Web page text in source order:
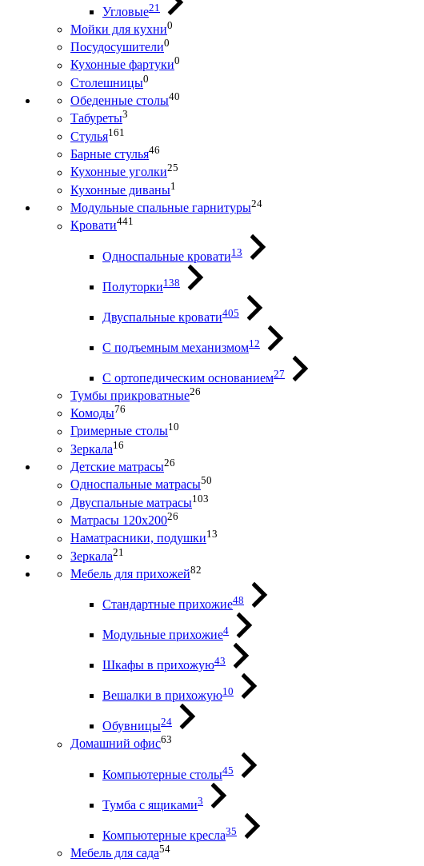
Угловые21
Мойки для кухни0
Посудосушители0
Кухонные фартуки0
Столешницы0
Обеденные столы40
Табуреты3
Стулья161
Барные стулья46
Кухонные уголки25
Кухонные диваны1
Модульные спальные гарнитуры24
Кровати441
Односпальные кровати13
Полуторки138
Двуспальные кровати405
С подъемным механизмом12
С ортопедическим основанием27
Тумбы прикроватные26
Комоды76
Гримерные столы10
Зеркала16
Детские матрасы26
Односпальные матрасы50
Двуспальные матрасы103
Матрасы 120х20026
Наматрасники, подушки13
Зеркала21
Мебель для прихожей82
Стандартные прихожие48
Модульные прихожие4
Шкафы в прихожую43
Вешалки в прихожую10
Обувницы24
Домашний офис63
Компьютерные столы45
Тумба с ящиками3
Компьютерные кресла35
Мебель для сада54